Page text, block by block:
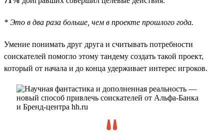
* Это в два раза больше, чем в проекте прошлого года.
Умение понимать друг друга и считывать потребности
соискателей помогло этому тандему создать такой проект,
который от начала и до конца удерживает интерес игроков.